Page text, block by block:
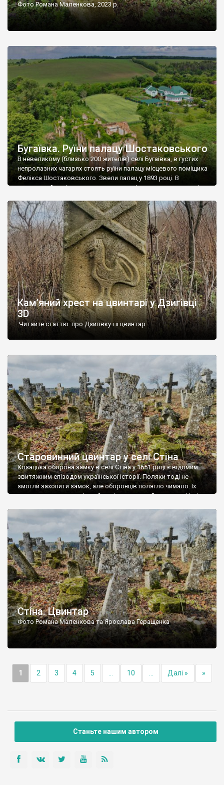
Фото Романа Маленкова, 2023 р.
Бугаївка. Руїни палацу Шостаковського
В невеликому (близько 200 жителів) селі Бугаївка, в густих
непролазних чагарях стоять руїни палацу місцевого поміщика
Фелікса Шостаковського. Звели палац у 1893 році. В
радянський період у ньому спочатку містилася школа, потім
століття тут розмістили туберкульозну лікарню. Коли із
палацу виїхала лікарня – ми точно не […]
Кам’яний хрест на цвинтарі у Дзигівці
3D
Читайте статтю про Дзигівку і її цвинтар
Старовинний цвинтар у селі Стіна
Козацька оборона замку в селі Стіна у 1651 році є відомим
звитяжним епізодом української історії. Поляки тоді не
змогли захопити замок, але оборонців полягло чимало. Їх
поховали на цвинтарі, який тоді називався Замковим. Нині на
ньому чимало хрестів 19 століття, є такі, де епітафії стер […]
Стіна. Цвинтар
Фото Романа Маленкова та Ярослава Геращенка
1 2 3 4 5 10 Далі » »
Станьте нашим автором